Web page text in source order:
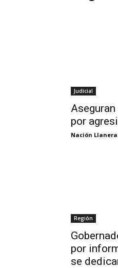
Judicial
por
Nación Llanera
Región
por
se